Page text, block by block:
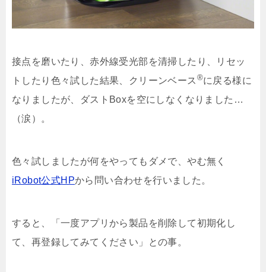
接点を磨いたり、赤外線受光部を清掃したり、リセッ
トしたり色々試した結果、クリーンベース ®に戻る様に
なりましたが、ダストBoxを空にしなくなりました…
（涙）。
色々試しましたが何をやってもダメで、やむ無く
iRobot公式HPから問い合わせを行いました。
すると、「一度アプリから製品を削除して初期化し
て、再登録してみてください」との事。